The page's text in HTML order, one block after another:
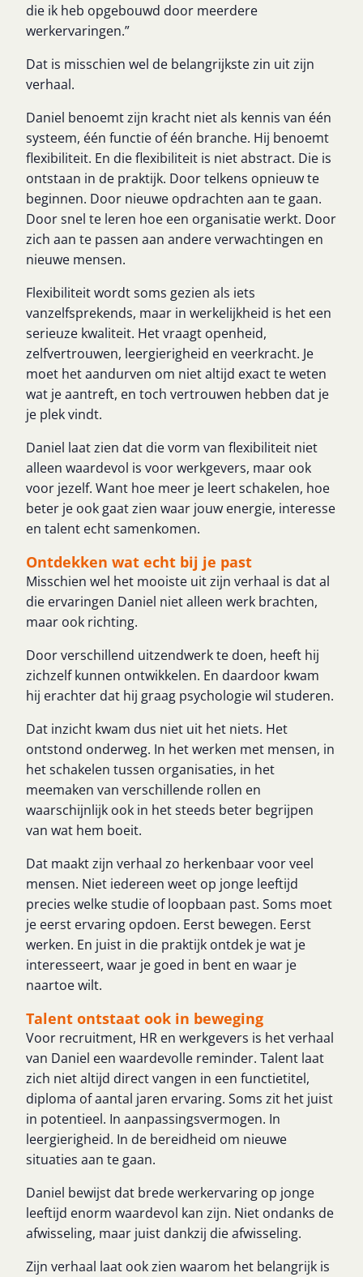
die ik heb opgebouwd door meerdere
werkervaringen.”
Dat is misschien wel de belangrijkste zin uit zijn
verhaal.
Daniel benoemt zijn kracht niet als kennis van één
systeem, één functie of één branche. Hij benoemt
flexibiliteit. En die flexibiliteit is niet abstract. Die is
ontstaan in de praktijk. Door telkens opnieuw te
beginnen. Door nieuwe opdrachten aan te gaan.
Door snel te leren hoe een organisatie werkt. Door
zich aan te passen aan andere verwachtingen en
nieuwe mensen.
Flexibiliteit wordt soms gezien als iets
vanzelfsprekends, maar in werkelijkheid is het een
serieuze kwaliteit. Het vraagt openheid,
zelfvertrouwen, leergierigheid en veerkracht. Je
moet het aandurven om niet altijd exact te weten
wat je aantreft, en toch vertrouwen hebben dat je
je plek vindt.
Daniel laat zien dat die vorm van flexibiliteit niet
alleen waardevol is voor werkgevers, maar ook
voor jezelf. Want hoe meer je leert schakelen, hoe
beter je ook gaat zien waar jouw energie, interesse
en talent echt samenkomen.
Ontdekken wat echt bij je past
Misschien wel het mooiste uit zijn verhaal is dat al
die ervaringen Daniel niet alleen werk brachten,
maar ook richting.
Door verschillend uitzendwerk te doen, heeft hij
zichzelf kunnen ontwikkelen. En daardoor kwam
hij erachter dat hij graag psychologie wil studeren.
Dat inzicht kwam dus niet uit het niets. Het
ontstond onderweg. In het werken met mensen, in
het schakelen tussen organisaties, in het
meemaken van verschillende rollen en
waarschijnlijk ook in het steeds beter begrijpen
van wat hem boeit.
Dat maakt zijn verhaal zo herkenbaar voor veel
mensen. Niet iedereen weet op jonge leeftijd
precies welke studie of loopbaan past. Soms moet
je eerst ervaring opdoen. Eerst bewegen. Eerst
werken. En juist in die praktijk ontdek je wat je
interesseert, waar je goed in bent en waar je
naartoe wilt.
Talent ontstaat ook in beweging
Voor recruitment, HR en werkgevers is het verhaal
van Daniel een waardevolle reminder. Talent laat
zich niet altijd direct vangen in een functietitel,
diploma of aantal jaren ervaring. Soms zit het juist
in potentieel. In aanpassingsvermogen. In
leergierigheid. In de bereidheid om nieuwe
situaties aan te gaan.
Daniel bewijst dat brede werkervaring op jonge
leeftijd enorm waardevol kan zijn. Niet ondanks de
afwisseling, maar juist dankzij die afwisseling.
Zijn verhaal laat ook zien waarom het belangrijk is